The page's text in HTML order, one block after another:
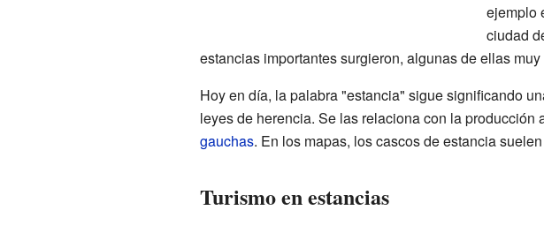
ejemplo
ciudad
estancias importantes surgieron, algunas de ellas
Hoy en día, la palabra "estancia" sigue significando
leyes de herencia. Se las relaciona con la
gauchas. En los mapas, los cascos de estancia
Turismo en estancias